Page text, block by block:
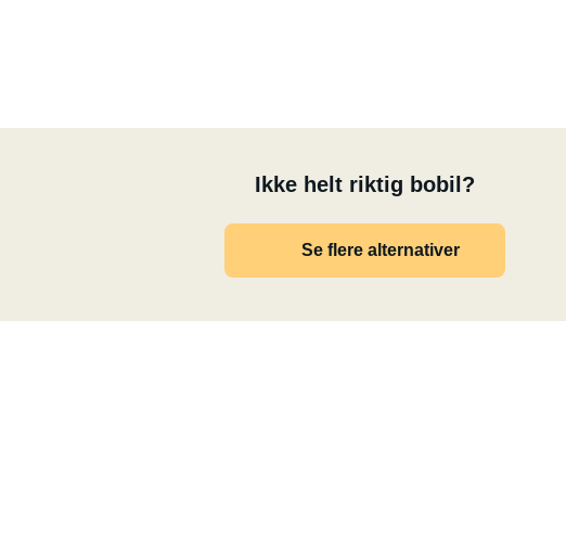
Ikke helt riktig bobil?
Se flere alternativer